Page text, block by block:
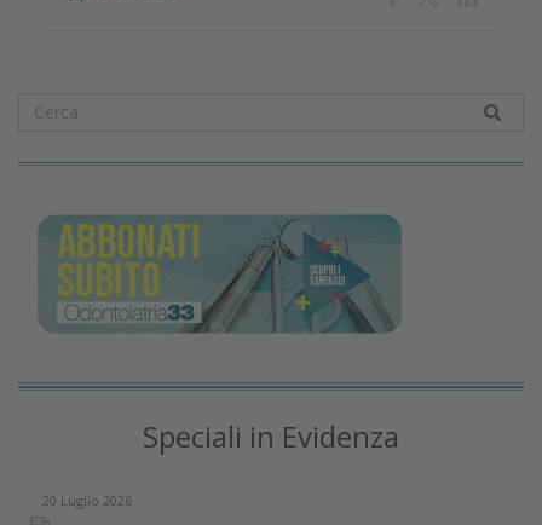
Speciali in Evidenza
20 Luglio 2026